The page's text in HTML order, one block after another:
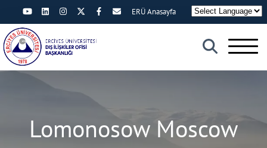
×
ERÜ Anasayfa
Lomonosow Moscow